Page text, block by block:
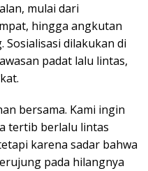
mulai dari
hingga angkutan
Sosialisasi dilakukan di
padat lalu lintas,
bersama. Kami ingin
tertib berlalu lintas
karena sadar bahwa
pada hilangnya